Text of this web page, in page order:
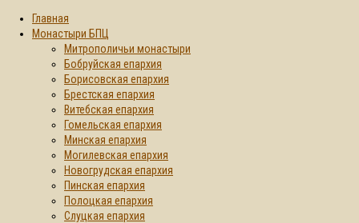
Главная
Монастыри БПЦ
Митрополичьи монастыри
Бобруйская епархия
Борисовская епархия
Брестская епархия
Витебская епархия
Гомельская епархия
Минская епархия
Могилевская епархия
Новогрудская епархия
Пинская епархия
Полоцкая епархия
Слуцкая епархия